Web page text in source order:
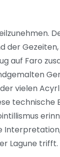
der
auf Faro
vielen
technische
Lagune trifft.